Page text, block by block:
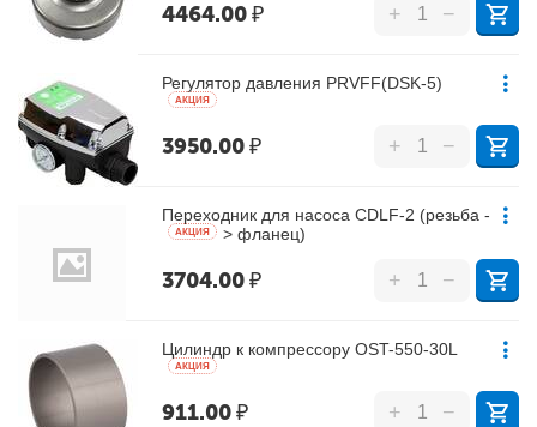
4464.00₽ + −
Регулятор давления PRVFF(DSK-5)
AКЦИЯ
3950.00₽ + −
Переходник для насоса CDLF-2 (резьба -
> фланец)
AКЦИЯ
3704.00₽ + −
Цилиндр к компрессору OST-550-30L
AКЦИЯ
911.00₽ + −